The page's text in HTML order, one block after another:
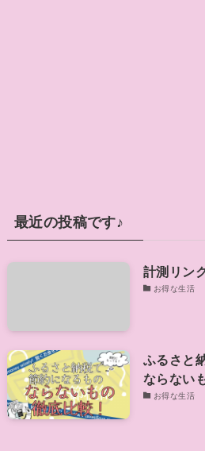
最近の投稿です♪
計測リン
お得な生活
ふるさと
ならない
お得な生活